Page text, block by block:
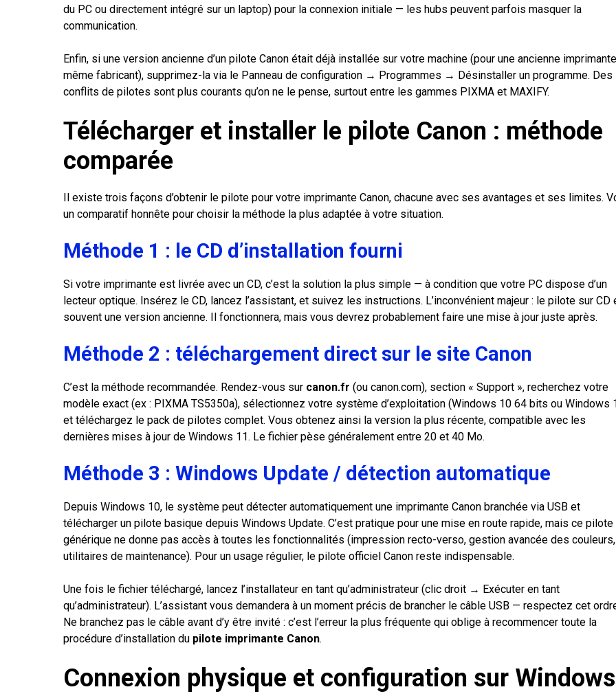
du PC ou directement intégré sur un laptop) pour la connexion initiale — les hubs peuvent parfois masquer la
communication.
Enfin, si une version ancienne d’un pilote Canon était déjà installée sur votre machine (pour une ancienne
même fabricant), supprimez-la via le Panneau de configuration → Programmes → Désinstaller un programme. Des
conflits de pilotes sont plus courants qu’on ne le pense, surtout entre les gammes PIXMA et MAXIFY.
Télécharger et installer le pilote Canon : méthode
comparée
Il existe trois façons d’obtenir le pilote pour votre imprimante Canon, chacune avec ses avantages et ses limites.
un comparatif honnête pour choisir la méthode la plus adaptée à votre situation.
Méthode 1 : le CD d’installation fourni
Si votre imprimante est livrée avec un CD, c’est la solution la plus simple — à condition que votre PC dispose d’un
lecteur optique. Insérez le CD, lancez l’assistant, et suivez les instructions. L’inconvénient majeur : le pilote sur CD
souvent une version ancienne. Il fonctionnera, mais vous devrez probablement faire une mise à jour juste après.
Méthode 2 : téléchargement direct sur le site Canon
C’est la méthode recommandée. Rendez-vous sur canon.fr (ou canon.com), section « Support », recherchez votre
modèle exact (ex : PIXMA TS5350a), sélectionnez votre système d’exploitation (Windows 10 64 bits ou Windows
et téléchargez le pack de pilotes complet. Vous obtenez ainsi la version la plus récente, compatible avec les
dernières mises à jour de Windows 11. Le fichier pèse généralement entre 20 et 40 Mo.
Méthode 3 : Windows Update / détection automatique
Depuis Windows 10, le système peut détecter automatiquement une imprimante Canon branchée via USB et
télécharger un pilote basique depuis Windows Update. C’est pratique pour une mise en route rapide, mais ce pilote
générique ne donne pas accès à toutes les fonctionnalités (impression recto-verso, gestion avancée des couleurs,
utilitaires de maintenance). Pour un usage régulier, le pilote officiel Canon reste indispensable.
Une fois le fichier téléchargé, lancez l’installateur en tant qu’administrateur (clic droit → Exécuter en tant
qu’administrateur). L’assistant vous demandera à un moment précis de brancher le câble USB — respectez cet
Ne branchez pas le câble avant d’y être invité : c’est l’erreur la plus fréquente qui oblige à recommencer toute la
procédure d’installation du pilote imprimante Canon.
Connexion physique et configuration sur Windows